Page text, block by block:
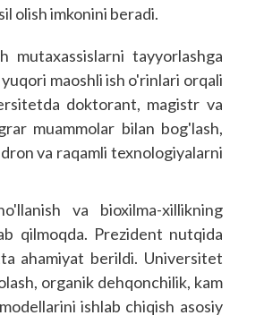
olish imkonini beradi.
mutaxassislarni tayyorlashga
maoshli ish o'rinlari orqali
doktorant, magistr va
muammolar bilan bog'lash,
va raqamli texnologiyalarni
va bioxilma-xillikning
qilmoqda. Prezident nutqida
ahamiyat berildi. Universitet
organik dehqonchilik, kam
ishlab chiqish asosiy